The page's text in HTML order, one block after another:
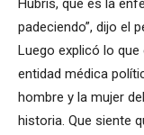
Hubris, que es la
padeciendo”, dijo el
Luego explicó lo que
entidad médica
hombre y la mujer
historia. Que siente